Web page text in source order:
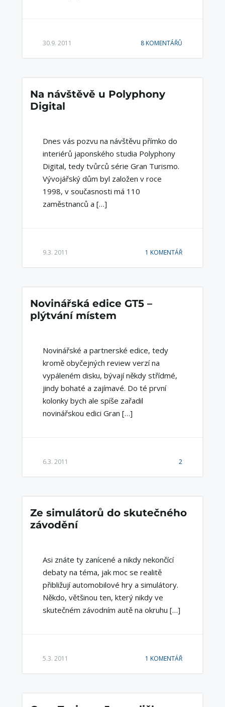
30.9. 2011 8 KOMENTÁŘŮ
Na návštěvě u Polyphony
Digital
Dnes vás pozvu na návštěvu přímko do
interiérů japonského studia Polyphony
Digital, tedy tvůrců série Gran Turismo.
Vývojářský dům byl založen v roce
1998, v současnosti má 110
zaměstnanců a […]
9.3. 2011 1 KOMENTÁŘ
Novinářská edice GT5 –
plýtvání místem
Novinářské a partnerské edice, tedy
kromě obyčejných review verzí na
vypáleném disku, bývají někdy střídmé,
jindy bohaté a zajímavé. Do té první
kolonky bych ale spíše zařadil
novinářskou edici Gran […]
6.3. 2011 2
Ze simulátorů do skutečného
závodění
Asi znáte ty zanícené a nikdy nekončící
debaty na téma, jak moc se realitě
přibližují automobilové hry a simulátory.
Někdo, většinou ten, který nikdy ve
skutečném závodním autě na okruhu […]
5.3. 2011 1 KOMENTÁŘ